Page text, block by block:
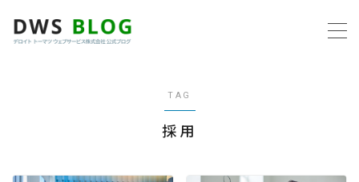
TAG
採用